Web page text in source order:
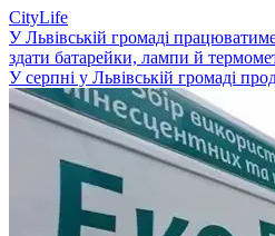
CityLife
У Львівській громаді
здати батарейки, лампи й
У серпні у Львівській громаді